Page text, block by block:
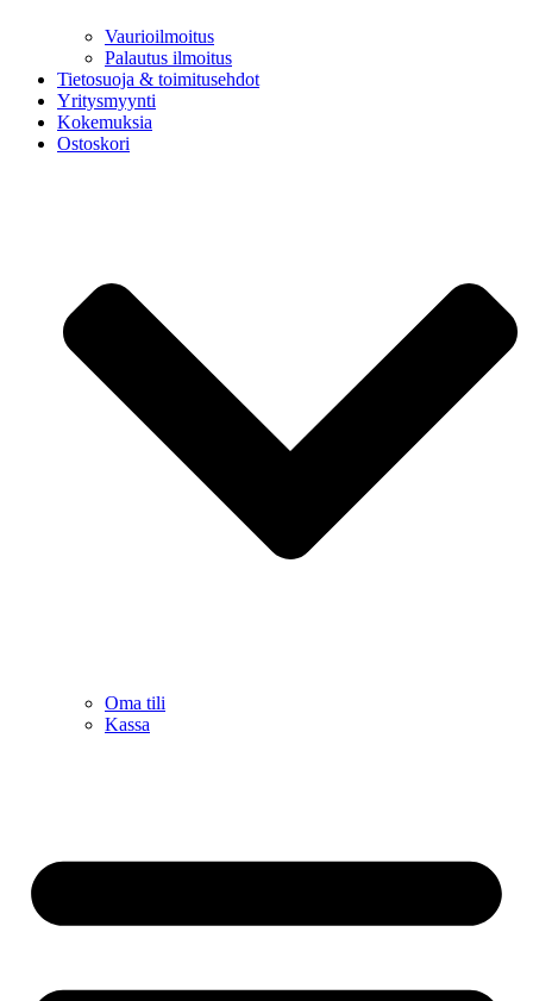
Vaurioilmoitus
Palautus ilmoitus
Tietosuoja & toimitusehdot
Yritysmyynti
Kokemuksia
Ostoskori
Oma tili
Kassa